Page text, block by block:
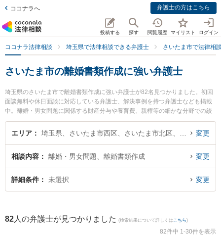
ココナラへ 弁護士の方はこちら
投稿する 探す 閲覧履歴 マイリスト ログイン
ココナラ法律相談 埼玉県で法律相談できる弁護士 さいたま市で法律相
さいたま市の離婚書類作成に強い弁護士
埼玉県のさいたま市で離婚書類作成に強い弁護士が82名見つかりました。初回
面談無料や休日面談に対応している弁護士、解決事例を持つ弁護士なども掲載
中。離婚・男女問題に関係する財産分与や養育費、親権等の細かな分野での絞
り込み検索もでき便利です。特に弁護士法人KTG 浦和法律事務所の武藤 太平弁
護士や大宮ありあけ法律事務所の齊藤 翔平弁護士、田原総合法律事務所の田原
士に相談したい』『離婚書類作成のトラブル解決の実績豊富な近くの弁護士を
検索したい』『初回相談無料で離婚書類作成を法律相談できるさいたま市内の
弁護士に相談予約したい』などでお困りの相談者さんにおすすめです。
エリア 変更
相談内容 離婚・男女問題、離婚書類作成 変更
詳細条件 未選択 変更
82 人の弁護士が見つかりました (検索結果について詳しくは こちら)
82件中 1-30件を表示